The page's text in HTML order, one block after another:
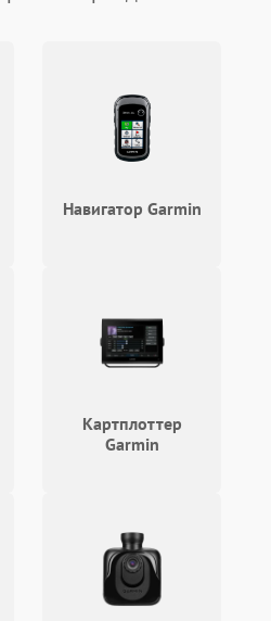
Навигатор Garmin
Картплоттер
Garmin